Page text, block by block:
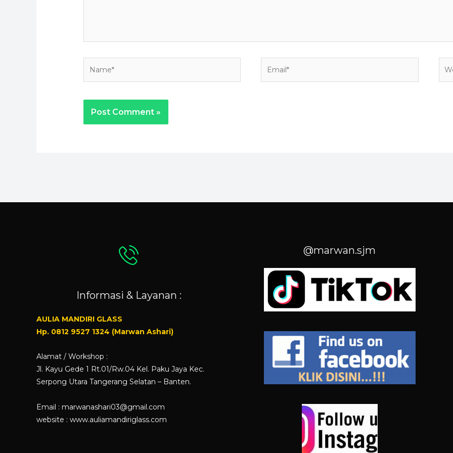
Informasi & Layanan :
AULIA MANDIRI GLASS
Hp. 0812 9527 1324 (Marwan Ashari)
Alamat / Workshop :
Jl. Kayu Gede 1 Rt.01/Rw.04 Kel. Paku Jaya Kec.
Serpong Utara Tangerang Selatan – Banten.
Email : marwanashari03@gmail.com
website : www.auliamandiriglass.com
@marwan.sjm